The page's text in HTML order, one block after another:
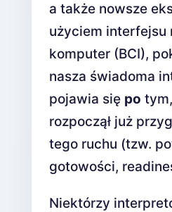
a także nowsze
użyciem interfejsu
komputer (BCI),
nasza świadoma
pojawia się po
rozpoczął już
tego ruchu (tzw.
gotowości,
Niektórzy